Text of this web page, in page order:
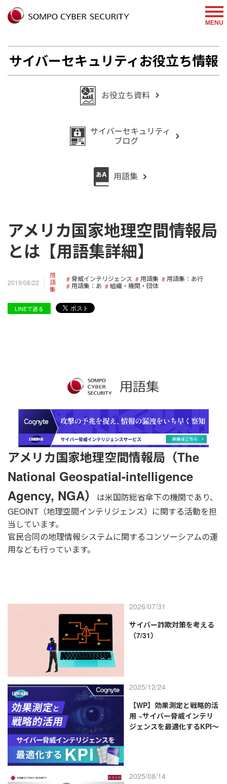
MENU
サイバーセキュリティお役立ち情報
アメリカ国家地理空間情報局
とは【用語集詳細】
2019/08/22
用
語
集
脅威インテリジェンス 用語集
用語集：あ行
用語集：あ
組織・機関・団体
LINEで送る
アメリカ国家地理空間情報局（The
National Geospatial-intelligence
Agency, NGA）
は米国防総省傘下の機関であり、
GEOINT（地理空間インテリジェンス）に関する活動を担
当しています。
官民合同の地理情報システムに関するコンソーシアムの運
用なども行っています。
2026/07/31
サイバー詐欺対策を考える
（7/31）
2025/12/24
【WP】効果測定と戦略的活
用 ~サイバー脅威インテリ
ジェンスを最適化するKPI～
2025/08/14